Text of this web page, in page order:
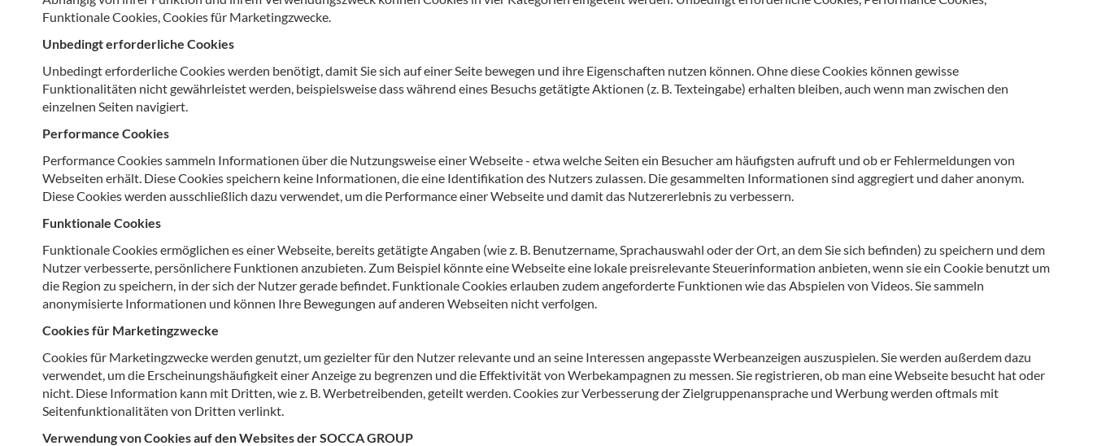
Funktionale Cookies, Cookies für Marketingzwecke.
Unbedingt erforderliche Cookies
Unbedingt erforderliche Cookies werden benötigt, damit Sie sich auf einer Seite bewegen und ihre Eigenschaften nutzen können. Ohne diese Cookies können gewisse
Funktionalitäten nicht gewährleistet werden, beispielsweise dass während eines Besuchs getätigte Aktionen (z. B. Texteingabe) erhalten bleiben, auch wenn man zwischen den
einzelnen Seiten navigiert.
Performance Cookies
Performance Cookies sammeln Informationen über die Nutzungsweise einer Webseite - etwa welche Seiten ein Besucher am häufigsten aufruft und ob er Fehlermeldungen von
Webseiten erhält. Diese Cookies speichern keine Informationen, die eine Identifikation des Nutzers zulassen. Die gesammelten Informationen sind aggregiert und daher anonym.
Diese Cookies werden ausschließlich dazu verwendet, um die Performance einer Webseite und damit das Nutzererlebnis zu verbessern.
Funktionale Cookies
Funktionale Cookies ermöglichen es einer Webseite, bereits getätigte Angaben (wie z. B. Benutzername, Sprachauswahl oder der Ort, an dem Sie sich befinden) zu speichern und dem
Nutzer verbesserte, persönlichere Funktionen anzubieten. Zum Beispiel könnte eine Webseite eine lokale preisrelevante Steuerinformation anbieten, wenn sie ein Cookie benutzt um
die Region zu speichern, in der sich der Nutzer gerade befindet. Funktionale Cookies erlauben zudem angeforderte Funktionen wie das Abspielen von Videos. Sie sammeln
anonymisierte Informationen und können Ihre Bewegungen auf anderen Webseiten nicht verfolgen.
Cookies für Marketingzwecke
Cookies für Marketingzwecke werden genutzt, um gezielter für den Nutzer relevante und an seine Interessen angepasste Werbeanzeigen auszuspielen. Sie werden außerdem dazu
verwendet, um die Erscheinungshäufigkeit einer Anzeige zu begrenzen und die Effektivität von Werbekampagnen zu messen. Sie registrieren, ob man eine Webseite besucht hat oder
nicht. Diese Information kann mit Dritten, wie z. B. Werbetreibenden, geteilt werden. Cookies zur Verbesserung der Zielgruppenansprache und Werbung werden oftmals mit
Seitenfunktionalitäten von Dritten verlinkt.
Verwendung von Cookies auf den Websites der SOCCA GROUP